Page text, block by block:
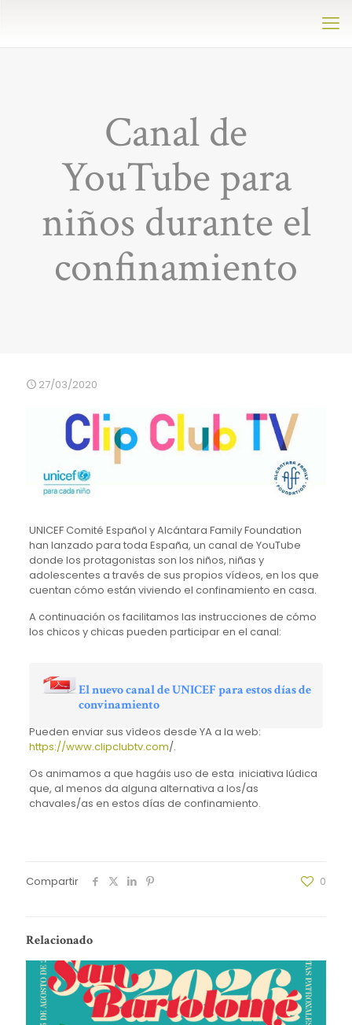
Canal de
YouTube para
niños durante el
confinamiento
27/03/2020
UNICEF Comité Español y Alcántara Family Foundation
han lanzado para toda España, un canal de YouTube
donde los protagonistas son los niños, niñas y
adolescentes a través de sus propios vídeos, en los que
cuentan cómo están viviendo el confinamiento en casa.
A continuación os facilitamos las instrucciones de cómo
los chicos y chicas pueden participar en el canal:
El nuevo canal de UNICEF para estos días de
convinamiento
Pueden enviar sus vídeos desde YA a la web:
https://www.clipclubtv.com/.
Os animamos a que hagáis uso de esta iniciativa lúdica
que, al menos da alguna alternativa a los/as
chavales/as en estos días de confinamiento.
Compartir 0
Relacionado